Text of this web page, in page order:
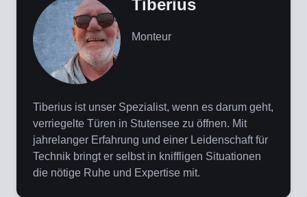
Tiberius
Monteur
Tiberius ist unser Spezialist, wenn es darum geht,
verriegelte Türen in Stutensee zu öffnen. Mit
jahrelanger Erfahrung und einer Leidenschaft für
Technik bringt er selbst in kniffligen Situationen
die nötige Ruhe und Expertise mit.